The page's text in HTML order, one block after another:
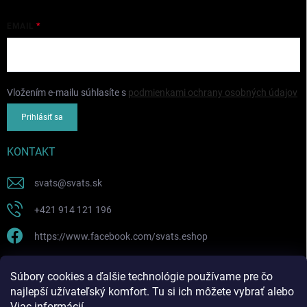
Súbory cookies a ďalšie technológie používame pre čo
najlepší užívateľský komfort. Tu si ich môžete vybrať alebo
Vložením e-mailu súhlasíte s podmienkami ochrany osobných údajov
Prihlásiť sa
KONTAKT
svats@svats.sk
+421 914 121 196
https://www.facebook.com/svats.eshop
PRIJÍMAME ONLINE PLATBY